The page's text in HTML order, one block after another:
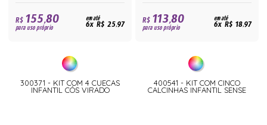
R$155,80
para uso próprio
em até
6x R$ 25,97
300371 - KIT COM 4 CUECAS
INFANTIL CÓS VIRADO
R$113,80
para uso próprio
em até
6x R$ 18,97
400541 - KIT COM CINCO
CALCINHAS INFANTIL SENSE